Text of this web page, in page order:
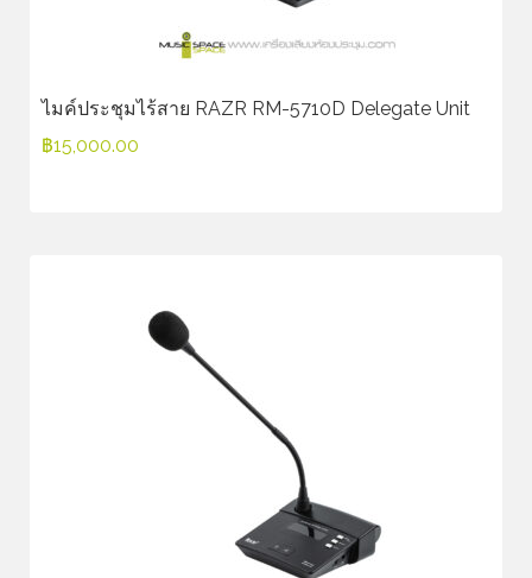
ไมค์ประชุมไร้สาย RAZR RM-5710D Delegate Unit
฿15,000.00